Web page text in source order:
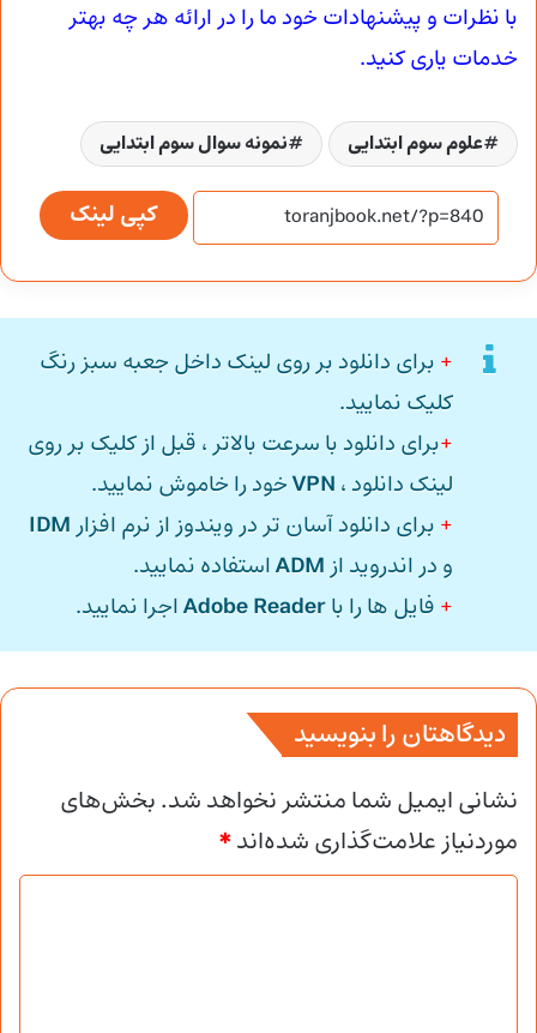
با نظرات و پیشنهادات خود ما را در ارائه هر چه بهتر
خدمات یاری کنید.
علوم سوم ابتدایی نمونه سوال سوم ابتدایی
کپی لینک
+ برای دانلود بر روی لینک داخل جعبه سبز رنگ
کلیک نمایید.
+برای دانلود با سرعت بالاتر ، قبل از کلیک بر روی
لینک دانلود ، VPNخود را خاموش نمایید.
+ برای دانلود آسان تر در ویندوز از نرم افزار IDM
و در اندروید از ADMاستفاده نمایید.
+ فایل ها را باAdobe Readerاجرا نمایید.
دیدگاهتان را بنویسید
نشانی ایمیل شما منتشر نخواهد شد.بخش‌های
موردنیاز علامت‌گذاری شده‌اند*
د